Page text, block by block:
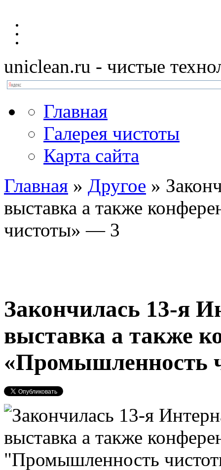
uniclean.ru - чистые
Главная
Галерея чистоты
Карта сайта
Главная » Другое »
выставка а также
чистоты» — 3
Закончилась 13-я
выставка а также
«Промышленность